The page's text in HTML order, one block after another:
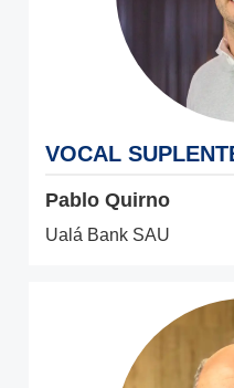
VOCAL
Pablo Quirno
Ualá Bank SAU